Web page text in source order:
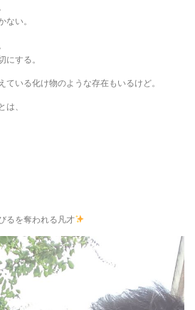
い。
する。
いる化け物のような存在もいるけど。
、
るを奪われる凡才